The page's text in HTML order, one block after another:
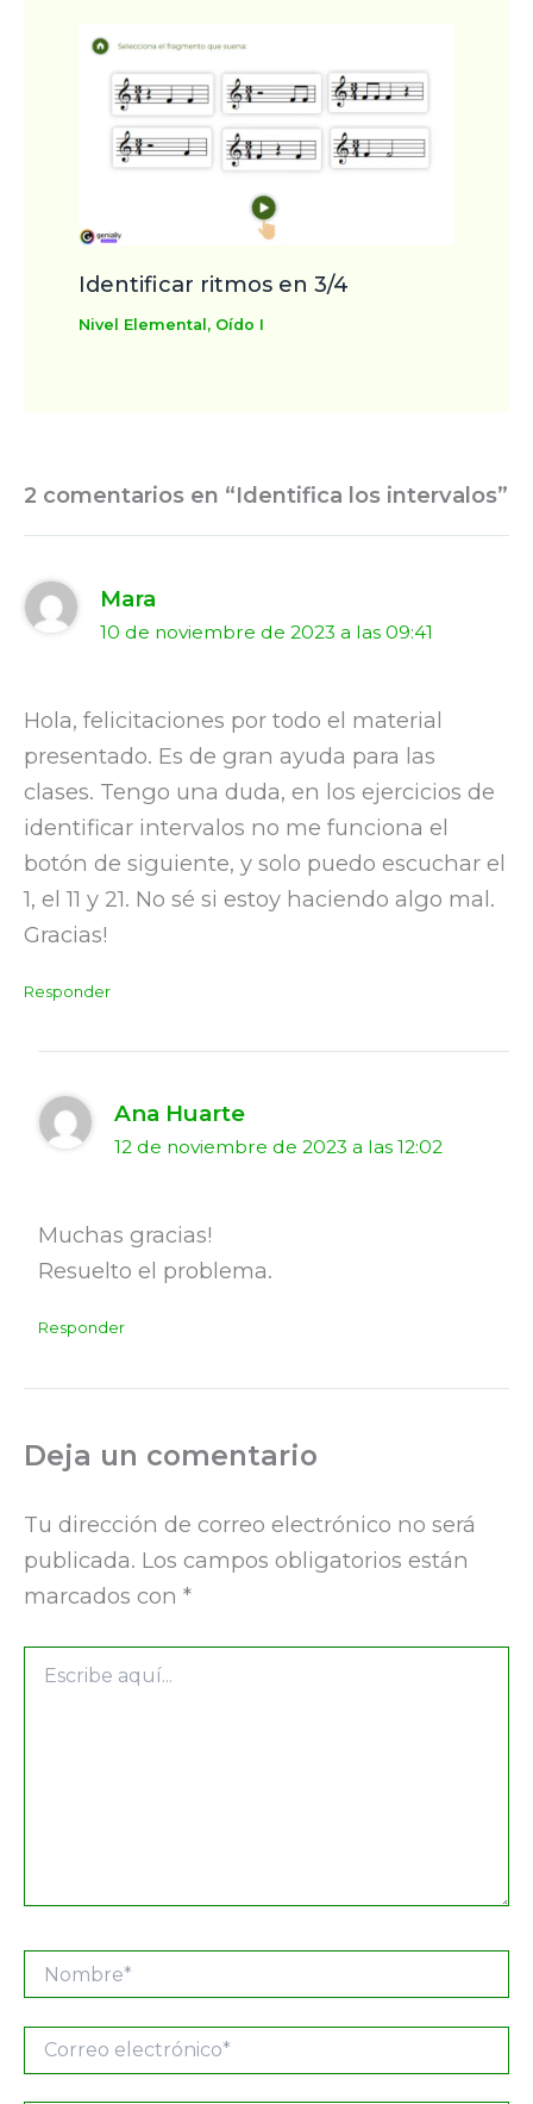
Identificar ritmos en 3/4
Nivel Elemental, Oído I
2 comentarios en “Identifica los intervalos”
Mara
10 de noviembre de 2023 a las 09:41
Hola, felicitaciones por todo el material
presentado. Es de gran ayuda para las
clases. Tengo una duda, en los ejercicios de
identificar intervalos no me funciona el
botón de siguiente, y solo puedo escuchar el
1, el 11 y 21. No sé si estoy haciendo algo mal.
Gracias!
Responder
Ana Huarte
12 de noviembre de 2023 a las 12:02
Muchas gracias!
Resuelto el problema.
Responder
Deja un comentario
Tu dirección de correo electrónico no será
publicada. Los campos obligatorios están
marcados con *
aquí...
Nombre*
electrónico*